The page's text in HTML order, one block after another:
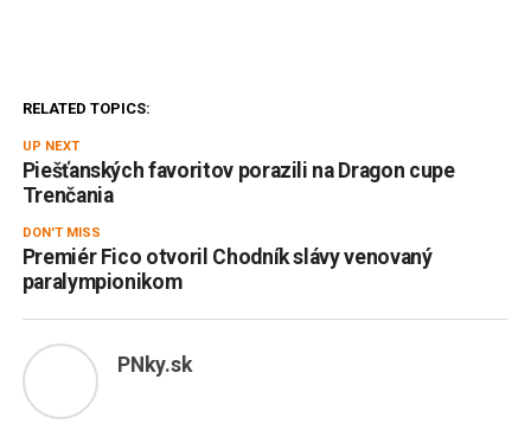
RELATED TOPICS:
UP NEXT
Piešťanských favoritov porazili na Dragon cupe
Trenčania
DON'T MISS
Premiér Fico otvoril Chodník slávy venovaný
paralympionikom
PNky.sk